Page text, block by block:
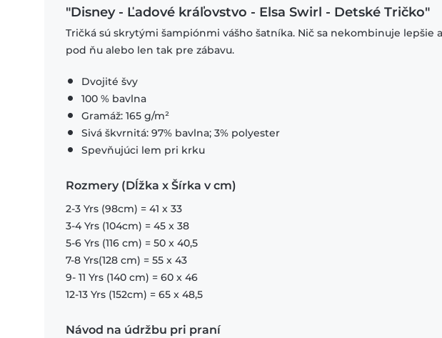
"Disney - Ľadové kráľovstvo - Elsa Swirl - Detské Tričko"
Tričká sú skrytými šampiónmi vášho šatníka. Nič sa nekombinuje lepšie
pod ňu alebo len tak pre zábavu.
Dvojité švy
100 % bavlna
Gramáž: 165 g/m²
Sivá škvrnitá: 97% bavlna; 3% polyester
Spevňujúci lem pri krku
Rozmery (Dĺžka x Šírka v cm)
2-3 Yrs (98cm) = 41 x 33
3-4 Yrs (104cm) = 45 x 38
5-6 Yrs (116 cm) = 50 x 40,5
7-8 Yrs(128 cm) = 55 x 43
9- 11 Yrs (140 cm) = 60 x 46
12-13 Yrs (152cm) = 65 x 48,5
Návod na údržbu pri praní